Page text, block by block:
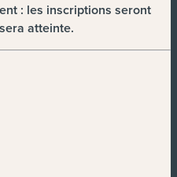
: les inscriptions seront
atteinte.